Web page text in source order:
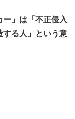
ー」は「不正侵入
する人」という意